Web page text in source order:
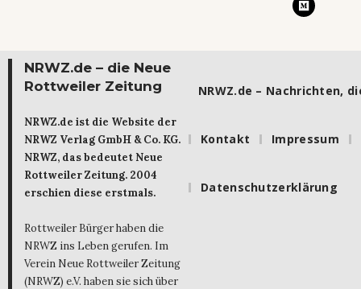
NRWZ.de – die Neue
Rottweiler Zeitung
NRWZ.de ist die Website der
NRWZ Verlag GmbH & Co. KG.
NRWZ, das bedeutet Neue
Rottweiler Zeitung. 2004
erschien diese erstmals.
Rottweiler Bürger haben die
NRWZ ins Leben gerufen. Im
Verein Neue Rottweiler Zeitung
(NRWZ) e.V. haben sie sich über
NRWZ.de – Nachrichten,
Kontakt Impressum
Datenschutzerklärung